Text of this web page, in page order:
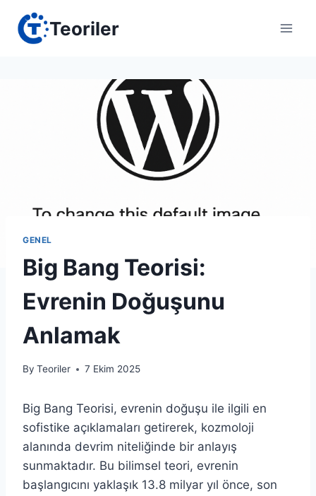
content
Teoriler
GENEL
Big Bang Teorisi:
Evrenin Doğuşunu
Anlamak
By Teoriler 7 Ekim 2025
Big Bang Teorisi, evrenin doğuşu ile ilgili en
sofistike açıklamaları getirerek, kozmoloji
alanında devrim niteliğinde bir anlayış
sunmaktadır. Bu bilimsel teori, evrenin
başlangıcını yaklaşık 13.8 milyar yıl önce, son